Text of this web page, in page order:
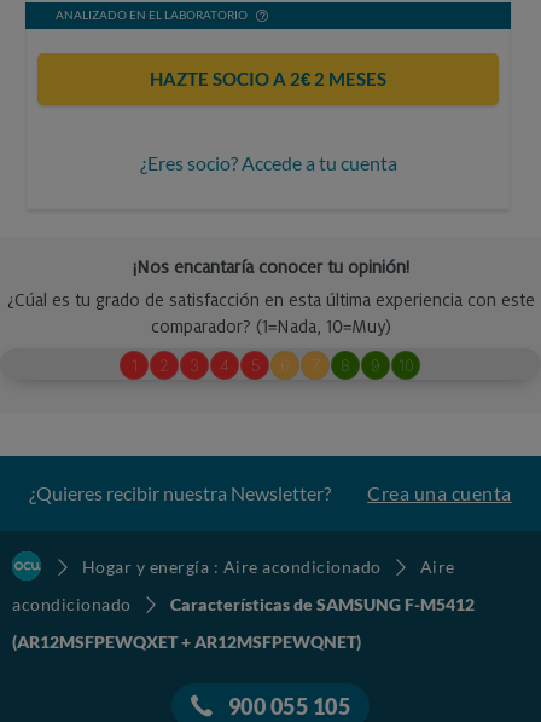
ANALIZADO EN EL LABORATORIO
HAZTE SOCIO A 2€ 2 MESES
¿Eres socio? Accede a tu cuenta
¿Quieres recibir nuestra Newsletter? Crea una cuenta
Hogar y energía : Aire acondicionado
Aire
acondicionado
Características de SAMSUNG F-M5412
(AR12MSFPEWQXET + AR12MSFPEWQNET)
900 055 105